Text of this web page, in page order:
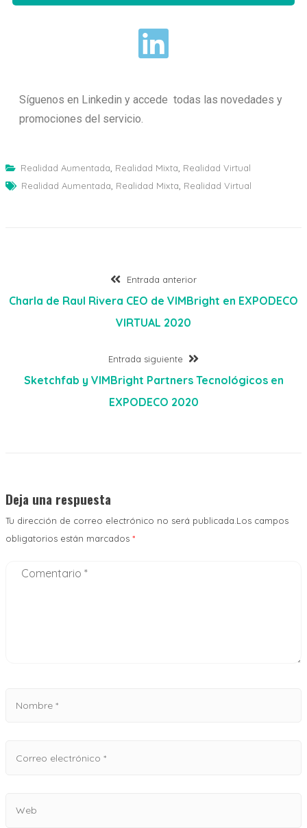
Síguenos en Linkedin y accede todas las novedades y
promociones del servicio.
Realidad Aumentada Realidad Mixta Realidad Virtual
Realidad Aumentada Realidad Mixta Realidad Virtual
Entrada anterior
Charla de Raul Rivera CEO de VIMBright en EXPODECO
VIRTUAL 2020
Entrada siguiente
Sketchfab y VIMBright Partners Tecnológicos en
EXPODECO 2020
Deja una respuesta
Tu dirección de correo electrónico no será publicada.Los campos
obligatorios están marcados *